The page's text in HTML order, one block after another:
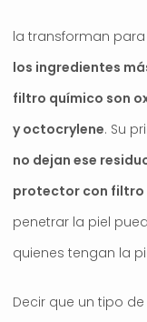
la transforman
los ingredientes
filtro químico son
y octocrylene. Su
no dejan ese
protector con filtro
penetrar la piel
quienes tengan la
Decir que un tipo